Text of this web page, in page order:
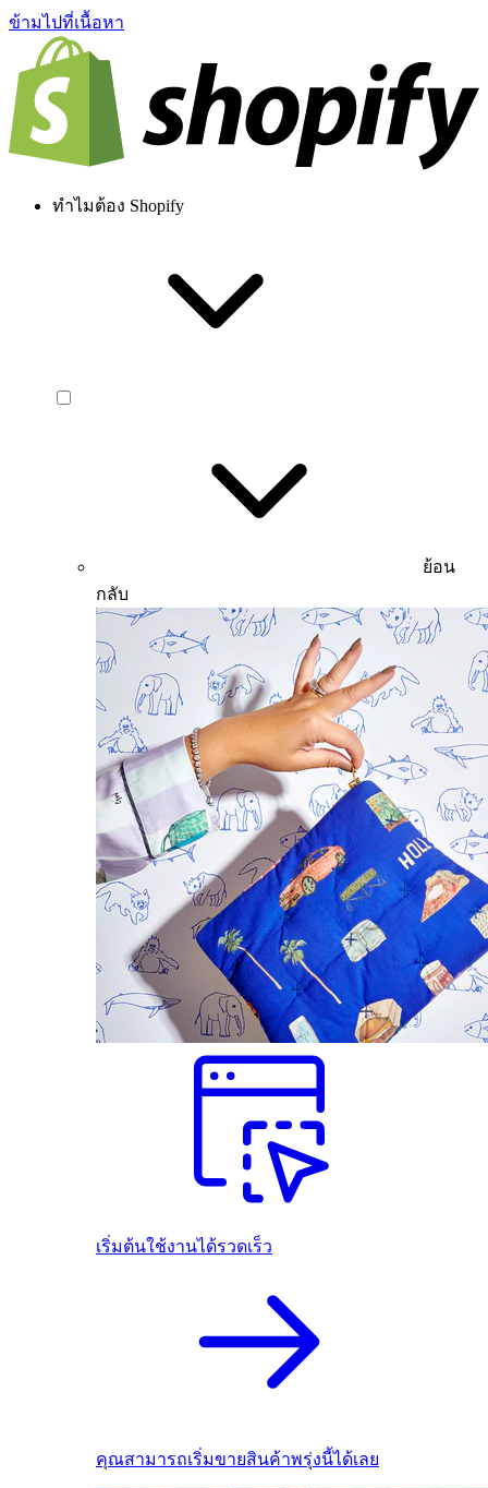
ข้ามไปที่เนื้อหา
ทำไมต้อง Shopify
ย้อน
กลับ
เริ่มต้นใช้งานได้รวดเร็ว
คุณสามารถเริ่มขายสินค้าพรุ่งนี้ได้เลย